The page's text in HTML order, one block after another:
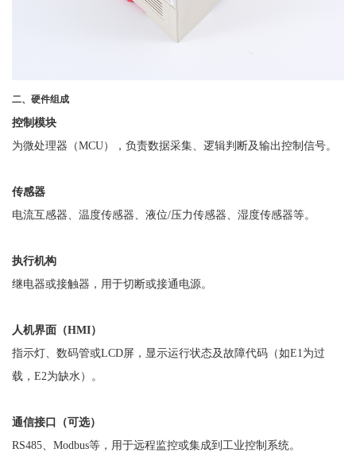
二、硬件组成
控制模块
为微处理器（MCU），负责数据采集、逻辑判断及输出控制信号。
传感器
电流互感器、温度传感器、液位/压力传感器、湿度传感器等。
执行机构
继电器或接触器，用于切断或接通电源。
人机界面（HMI）
指示灯、数码管或LCD屏，显示运行状态及故障代码（如E1为过
载，E2为缺水）。
通信接口（可选）
RS485、Modbus等，用于远程监控或集成到工业控制系统。